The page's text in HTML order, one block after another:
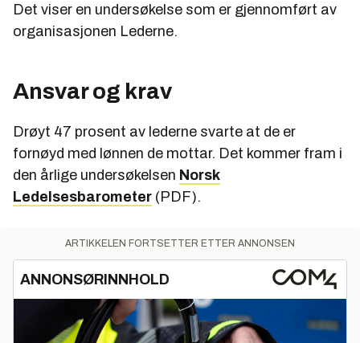
Industri - 484.400 kr
Kilde: Norsk ledelsesbarometer 2010.
Det viser en undersøkelse som er gjennomført av
organisasjonen Lederne.
Ansvar og krav
Drøyt 47 prosent av lederne svarte at de er
fornøyd med lønnen de mottar. Det kommer fram i
den årlige undersøkelsen Norsk
Ledelsesbarometer (PDF).
ARTIKKELEN FORTSETTER ETTER ANNONSEN
ANNONSØRINNHOLD